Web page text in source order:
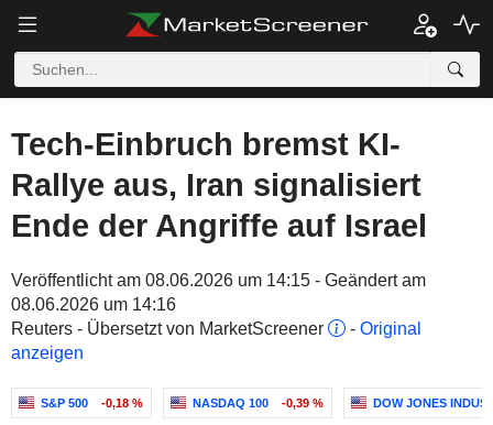
Tech-Einbruch bremst KI-
Rallye aus, Iran signalisiert
Ende der Angriffe auf Israel
Veröffentlicht am 08.06.2026 um 14:15 - Geändert am
08.06.2026 um 14:16
Reuters - Übersetzt von MarketScreener
- Original
anzeigen
S&P 500 -0,18 % NASDAQ 100 -0,39 % DOW JONES